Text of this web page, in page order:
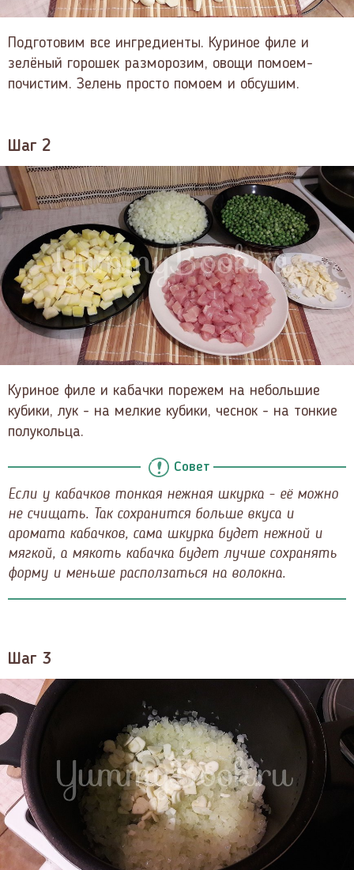
Подготовим все ингредиенты. Куриное филе и
зелёный горошек разморозим, овощи помоем-
почистим. Зелень просто помоем и обсушим.
Шаг 2
Куриное филе и кабачки порежем на небольшие
кубики, лук - на мелкие кубики, чеснок - на тонкие
полукольца.
Совет
Если у кабачков тонкая нежная шкурка - её можно
не счищать. Так сохранится больше вкуса и
аромата кабачков, сама шкурка будет нежной и
мягкой, а мякоть кабачка будет лучше сохранять
форму и меньше расползаться на волокна.
Шаг 3